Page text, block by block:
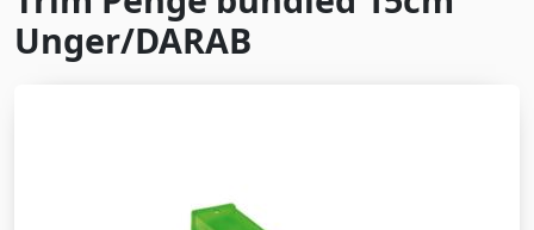
Unger/DARAB